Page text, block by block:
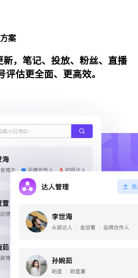
案
，笔记、投放、粉丝、直播
估更全面、更高效。